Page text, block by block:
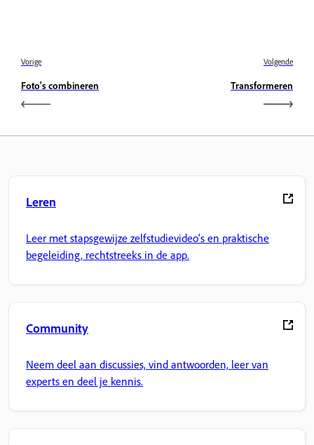
Vorige
Foto's combineren
Volgende
Transformeren
Leren
Leer met stapsgewijze zelfstudievideo's en praktische
begeleiding, rechtstreeks in de app.
Community
Neem deel aan discussies, vind antwoorden, leer van
experts en deel je kennis.